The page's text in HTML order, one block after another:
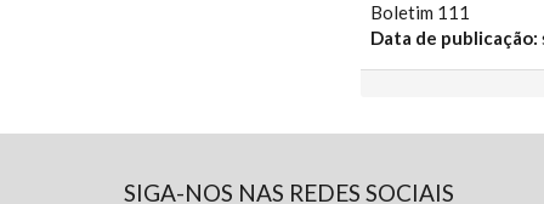
Boletim 111
Data de publicação:
SIGA-NOS NAS REDES SOCIAIS